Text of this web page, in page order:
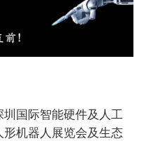
国际智能硬件及人工
机器人展览会及生态